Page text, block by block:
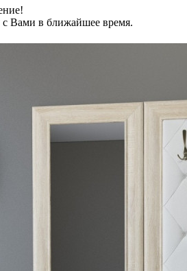
Вами в ближайшее время.